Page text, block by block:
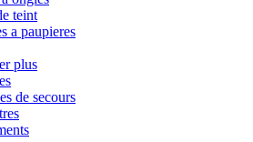
teint
a paupieres
plus
de secours